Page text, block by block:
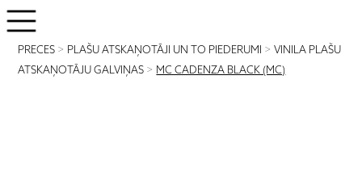
PRECES > PLAŠU ATSKAŅOTĀJI UN TO PIEDERUMI >VINILA PLAŠU
ATSKAŅOTĀJU GALVIŅAS > MC CADENZA BLACK (MC)